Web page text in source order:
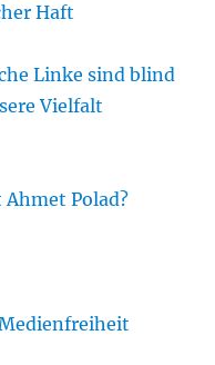
Haft
Linke sind blind
Vielfalt
Polad?